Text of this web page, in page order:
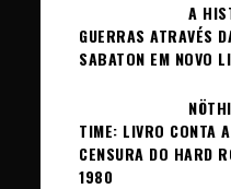
A
GUERRAS ATRAVÉS
SABATON EM NOVO
TIME: LIVRO CONTA
CENSURA DO HARD
1980